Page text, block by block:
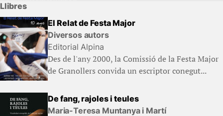
Llibres
El Relat de Festa Major
Diversos autors
Editorial Alpina
Des de l'any 2000, la Comissió de la Festa Major
de Granollers convida un escriptor conegut...
De fang, rajoles i teules
Maria-Teresa Muntanya i Martí